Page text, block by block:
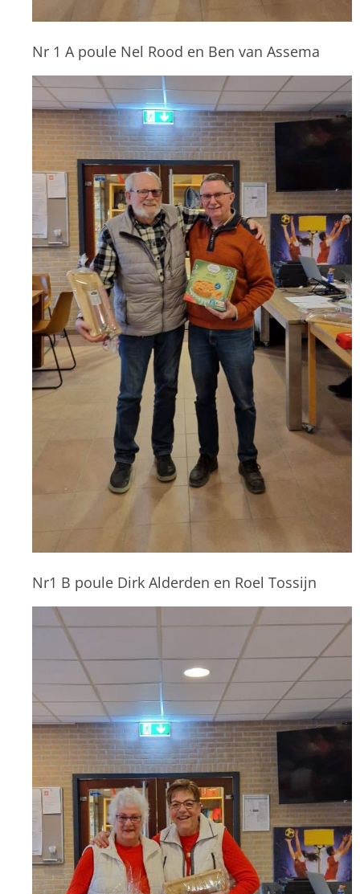
Nr 1 A poule Nel Rood en Ben van Assema
Nr1 B poule Dirk Alderden en Roel Tossijn